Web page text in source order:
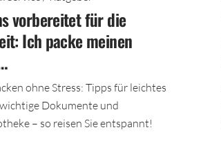
vorbereitet für die
Ich packe meinen
ohne Stress: Tipps für leichtes
Dokumente und
– so reisen Sie entspannt!